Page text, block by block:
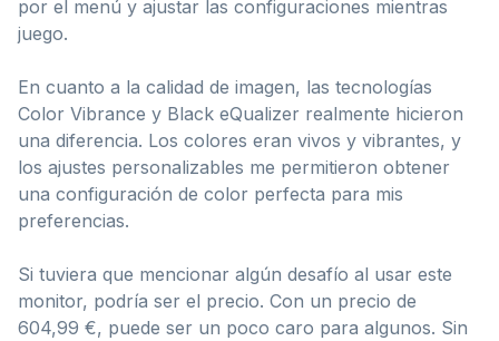
por el menú y ajustar las configuraciones mientras
juego.
En cuanto a la calidad de imagen, las tecnologías
Color Vibrance y Black eQualizer realmente hicieron
una diferencia. Los colores eran vivos y vibrantes, y
los ajustes personalizables me permitieron obtener
una configuración de color perfecta para mis
preferencias.
Si tuviera que mencionar algún desafío al usar este
monitor, podría ser el precio. Con un precio de
604,99 €, puede ser un poco caro para algunos. Sin